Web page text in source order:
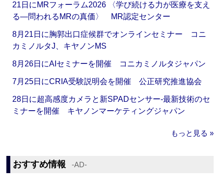
21日にMRフォーラム2026 〈学び続ける力が医療を支え
る―問われるMRの真価〉 MR認定センター
8月21日に胸郭出口症候群でオンラインセミナー コニ
カミノルタJ、キヤノンMS
8月26日にAIセミナーを開催 コニカミノルタジャパン
7月25日にCRIA受験説明会を開催 公正研究推進協会
28日に超高感度カメラと新SPADセンサー‐最新技術のセ
ミナーを開催 キヤノンマーケティングジャパン
もっと見る »
おすすめ情報 ‐AD‐